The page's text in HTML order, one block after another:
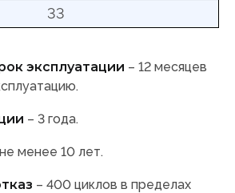
33
эксплуатации – 12 месяцев
– 3 года.
менее 10 лет.
– 400 циклов в пределах